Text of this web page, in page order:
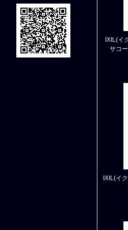
IXIL(イ
サコ
IXIL(イ